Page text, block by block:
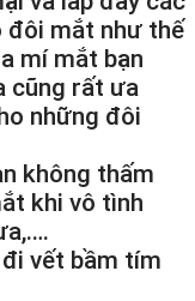
đôi mắt như thế
mí mắt bạn
cũng rất ưa
những đôi
không thấm
khi vô tình
vết bầm tím